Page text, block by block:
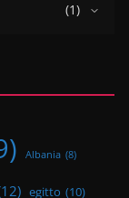
(1)
Albania (8)
egitto (10)